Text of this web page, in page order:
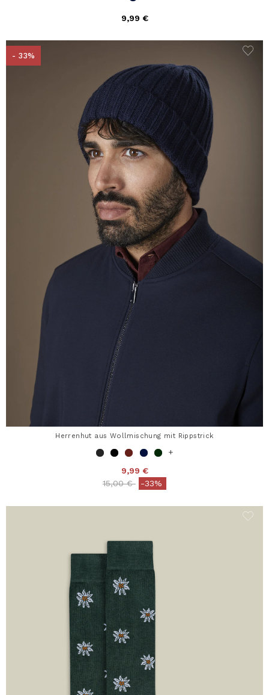
9,99 €
- 33%
Herrenhut aus Wollmischung mit Rippstrick
+
9,99 €
Price reduced from
15,00 €to-33%